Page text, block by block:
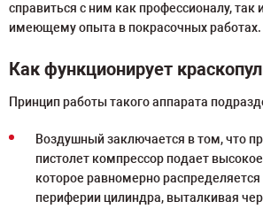
справиться с ним как профессионалу, так
имеющему опыта в покрасочных работах.
Как функционирует
Принцип работы такого аппарата
Воздушный заключается в том, что
пистолет компрессор подает
которое равномерно распределяется
периферии цилиндра, выталкивая